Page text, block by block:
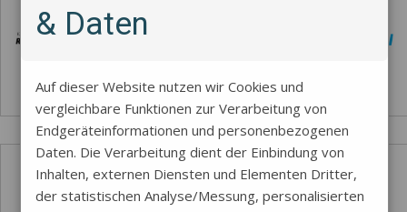
& Daten
Auf dieser Website nutzen wir Cookies und
vergleichbare Funktionen zur Verarbeitung von
Endgeräteinformationen und personenbezogenen
Daten. Die Verarbeitung dient der Einbindung von
Inhalten, externen Diensten und Elementen Dritter,
der statistischen Analyse/Messung, personalisierten